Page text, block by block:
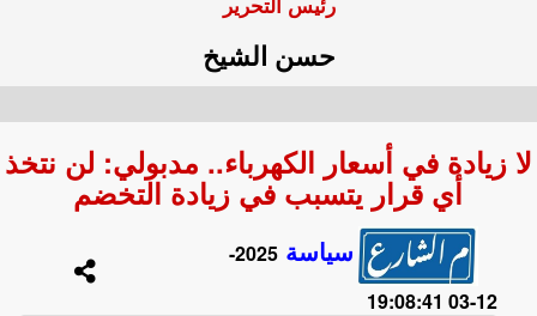
حسن الشيخ
لا زيادة في أسعار الكهرباء.. مدبولي: لن نتخذ
أي قرار يتسبب في زيادة التخضم
سياسة
2025-
12-03 19:08:41